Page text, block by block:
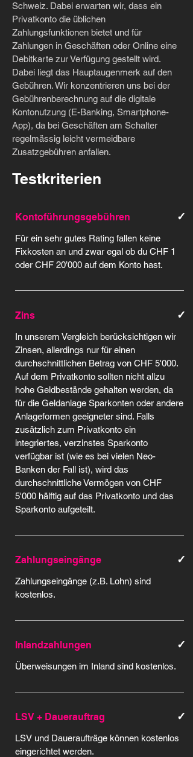
Schweiz. Dabei erwarten wir, dass ein
Privatkonto die üblichen
Zahlungsfunktionen bietet und für
Zahlungen in Geschäften oder Online eine
Debitkarte zur Verfügung gestellt wird.
Dabei liegt das Hauptaugenmerk auf den
Gebühren. Wir konzentrieren uns bei der
Gebührenberechnung auf die digitale
Kontonutzung (E-Banking, Smartphone-
App), da bei Geschäften am Schalter
regelmässig leicht vermeidbare
Zusatzgebühren anfallen.
Testkriterien
Kontoführungsgebühren ✓
Für ein sehr gutes Rating fallen keine
Fixkosten an und zwar egal ob du CHF 1
oder CHF 20’000 auf dem Konto hast.
Zins ✓
In unserem Vergleich berücksichtigen wir
Zinsen, allerdings nur für einen
durchschnittlichen Betrag von CHF 5'000.
Auf dem Privatkonto sollten nicht allzu
hohe Geldbestände gehalten werden, da
für die Geldanlage Sparkonten oder andere
Anlageformen geeigneter sind. Falls
zusätzlich zum Privatkonto ein
integriertes, verzinstes Sparkonto
verfügbar ist (wie es bei vielen Neo-
Banken der Fall ist), wird das
durchschnittliche Vermögen von CHF
5'000 hälftig auf das Privatkonto und das
Sparkonto aufgeteilt.
Zahlungseingänge ✓
Zahlungseingänge (z.B. Lohn) sind
kostenlos.
Inlandzahlungen ✓
Überweisungen im Inland sind kostenlos.
LSV + Dauerauftrag ✓
LSV und Daueraufträge können kostenlos
eingerichtet werden.